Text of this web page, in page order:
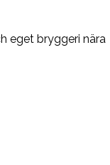
eget bryggeri nära